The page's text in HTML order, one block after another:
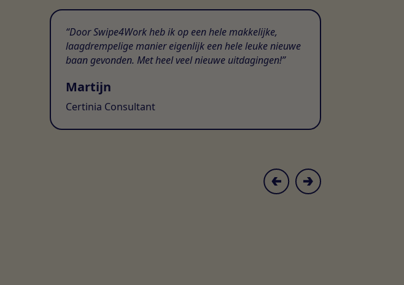
Door Swipe4Work heb ik op een hele makkelijke,
laagdrempelige manier eigenlijk een hele leuke nieuwe
baan gevonden. Met heel veel nieuwe uitdagingen!
Martijn
Certinia Consultant